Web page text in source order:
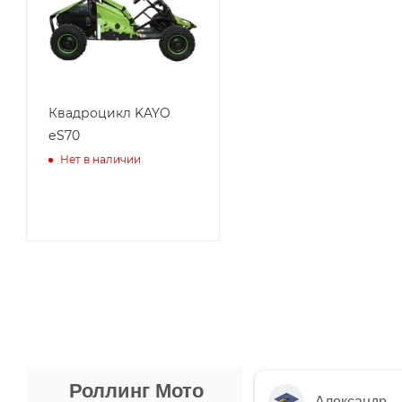
Квадроцикл KAYO
еS70
Нет в наличии
Роллинг Мото